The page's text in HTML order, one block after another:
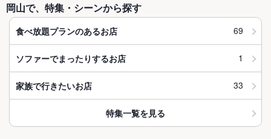
岡山で、特集・シーンから探す
食べ放題プランのあるお店 69
ソファーでまったりするお店 1
家族で行きたいお店 33
特集一覧を見る